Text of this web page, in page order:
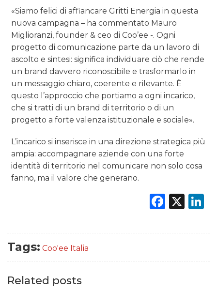
«Siamo felici di affiancare Gritti Energia in questa
nuova campagna – ha commentato Mauro
Miglioranzi, founder & ceo di Coo’ee -. Ogni
progetto di comunicazione parte da un lavoro di
ascolto e sintesi: significa individuare ciò che rende
un brand davvero riconoscibile e trasformarlo in
un messaggio chiaro, coerente e rilevante. È
questo l’approccio che portiamo a ogni incarico,
che si tratti di un brand di territorio o di un
progetto a forte valenza istituzionale e sociale».
L’incarico si inserisce in una direzione strategica più
ampia: accompagnare aziende con una forte
identità di territorio nel comunicare non solo cosa
fanno, ma il valore che generano.
X
Tags: Coo'ee Italia
Related posts